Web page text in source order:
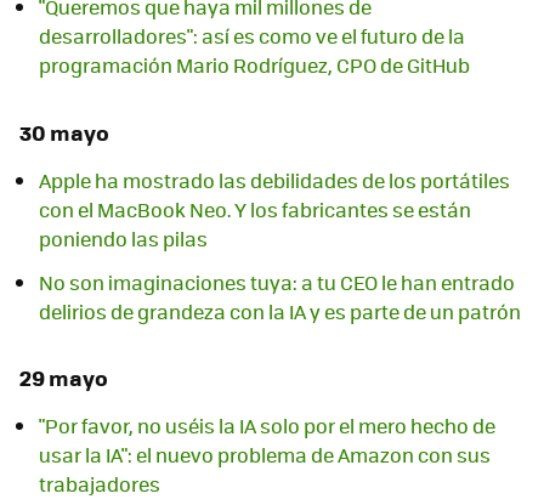
"Queremos que haya mil millones de
desarrolladores": así es como ve el futuro de la
programación Mario Rodríguez, CPO de GitHub
30 mayo
Apple ha mostrado las debilidades de los portátiles
con el MacBook Neo. Y los fabricantes se están
poniendo las pilas
No son imaginaciones tuya: a tu CEO le han entrado
delirios de grandeza con la IA y es parte de un patrón
29 mayo
"Por favor, no uséis la IA solo por el mero hecho de
usar la IA": el nuevo problema de Amazon con sus
trabajadores